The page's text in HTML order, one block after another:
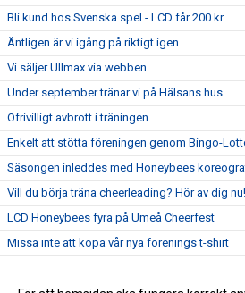
Bli kund hos Svenska spel - LCD får 200 kr
Äntligen är vi igång på riktigt igen
Vi säljer Ullmax via webben
Under september tränar vi på Hälsans hus
Ofrivilligt avbrott i träningen
Enkelt att stötta föreningen genom Bingo-
Säsongen inleddes med Honeybees
Vill du börja träna cheerleading? Hör av dig nu!
LCD Honeybees fyra på Umeå Cheerfest
Missa inte att köpa vår nya förenings t-shirt